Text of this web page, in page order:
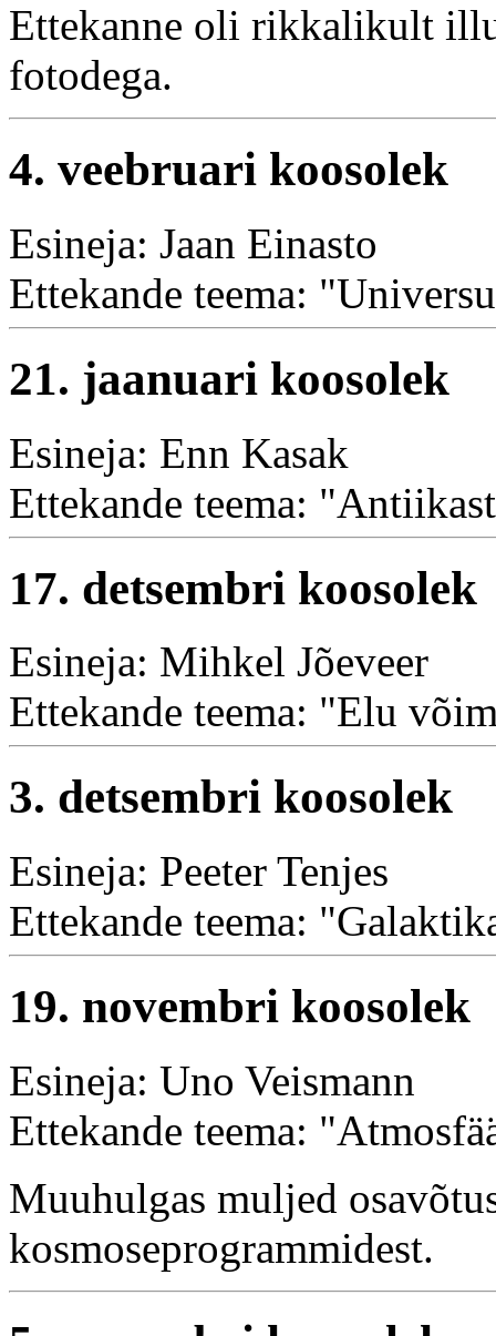
Ettekanne oli rikkalikult
fotodega.
4. veebruari koosolek
Esineja: Jaan Einasto
Ettekande teema:
21. jaanuari koosolek
Esineja: Enn Kasak
Ettekande teema:
17. detsembri koosolek
Esineja: Mihkel Jõeveer
Ettekande teema: "Elu
3. detsembri koosolek
Esineja: Peeter Tenjes
Ettekande teema:
19. novembri koosolek
Esineja: Uno Veismann
Ettekande teema:
Muuhulgas muljed
kosmoseprogrammidest.